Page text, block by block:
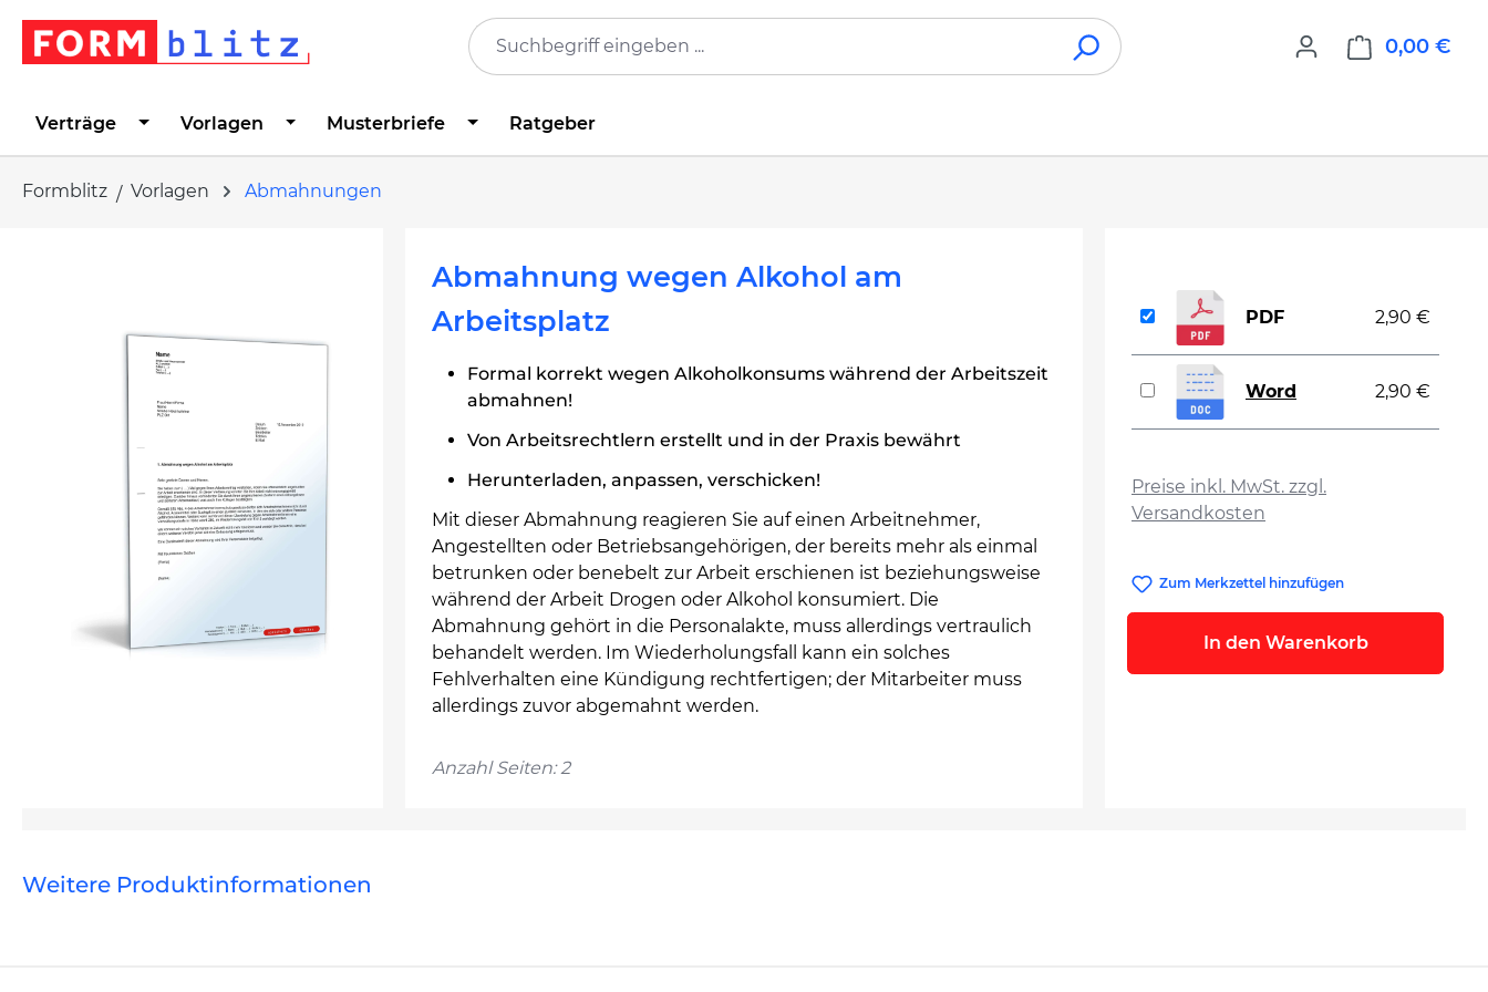
Zur Hauptnavigation springen
0,00 €
Verträge Vorlagen Musterbriefe Ratgeber
Formblitz Vorlagen Abmahnungen
Abmahnung wegen Alkohol am
Arbeitsplatz
Formal korrekt wegen Alkoholkonsums während der Arbeitszeit
abmahnen!
Von Arbeitsrechtlern erstellt und in der Praxis bewährt
Herunterladen, anpassen, verschicken!
Mit dieser Abmahnung reagieren Sie auf einen Arbeitnehmer,
Angestellten oder Betriebsangehörigen, der bereits mehr als einmal
betrunken oder benebelt zur Arbeit erschienen ist beziehungsweise
während der Arbeit Drogen oder Alkohol konsumiert. Die
Abmahnung gehört in die Personalakte, muss allerdings vertraulich
behandelt werden. Im Wiederholungsfall kann ein solches
Fehlverhalten eine Kündigung rechtfertigen; der Mitarbeiter muss
allerdings zuvor abgemahnt werden.
Anzahl Seiten: 2
Preise inkl. MwSt. zzgl.
Versandkosten
PDF 2,90 €
Word 2,90 €
Zum Merkzettel hinzufügen
In den Warenkorb
Weitere Produktinformationen